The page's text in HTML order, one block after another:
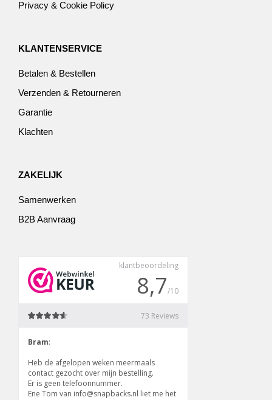
Privacy & Cookie Policy
KLANTENSERVICE
Betalen & Bestellen
Verzenden & Retourneren
Garantie
Klachten
ZAKELIJK
Samenwerken
B2B Aanvraag